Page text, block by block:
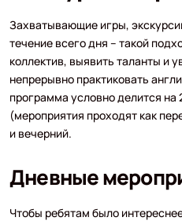
Захватывающие игры,
течение всего дня – такой
коллектив, выявить таланты и
непрерывно практиковать
программа условно делится на
(мероприятия проходят как
и вечерний.
Дневные
Чтобы ребятам было